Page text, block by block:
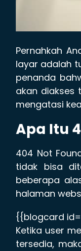
Pernahkah
layar adalah
penanda
akan diakses
mengatasi
Apa Itu
404 Not
tidak bisa
beberapa
halaman
{{blogcard
Ketika user
tersedia,